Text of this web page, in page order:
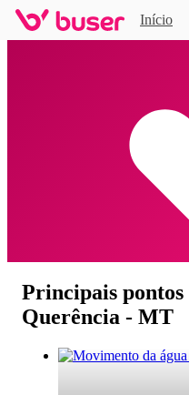
Início
Home
Principais
Querência - MT